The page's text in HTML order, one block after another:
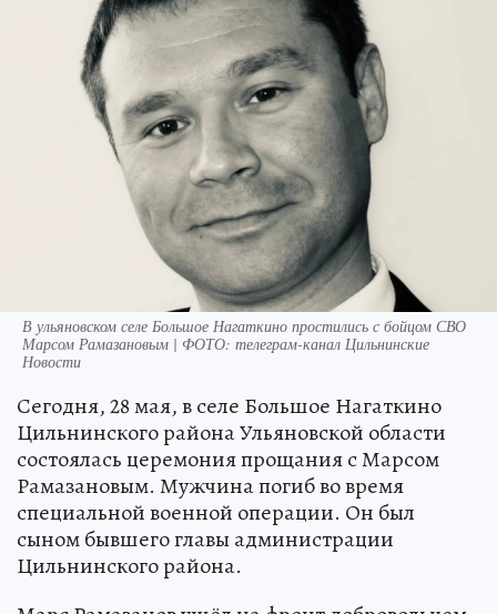
В ульяновском селе Большое Нагаткино простились с бойцом СВО
Марсом Рамазановым | ФОТО: телеграм-канал Цильнинские
Новости
Сегодня, 28 мая, в селе Большое Нагаткино
Цильнинского района Ульяновской области
состоялась церемония прощания с Марсом
Рамазановым. Мужчина погиб во время
специальной военной операции. Он был
сыном бывшего главы администрации
Цильнинского района.